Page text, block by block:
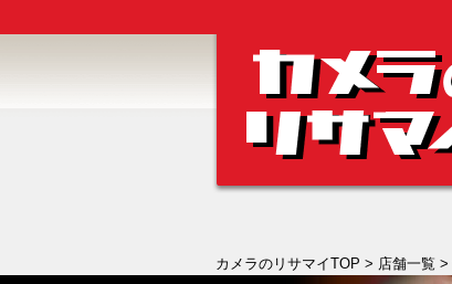
カメラのリサマイTOP > 店舗一覧 >